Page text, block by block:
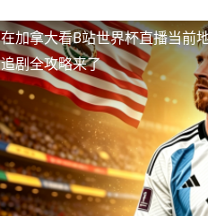
在加拿大看B站世界杯直播当前
追剧全攻略来了